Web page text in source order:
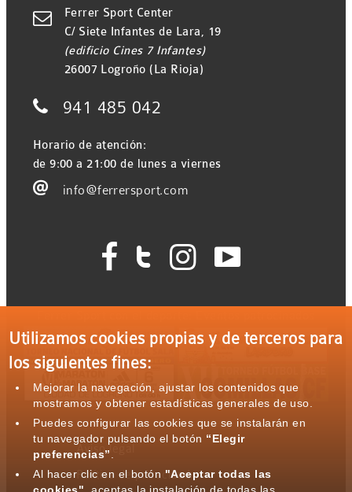

Ferrer Sport Center
C/ Siete Infantes de Lara, 19
(edificio Cines 7 Infantes)
26007 Logroño (La Rioja)
 941 485 042
Horario de atención:
de 9:00 a 21:00 de lunes a viernes
 info@ferrersport.com
   
Aviso legal
Política de privacidad
Utilizamos cookies propias y de terceros para
los siguientes fines:
Mejorar la navegación, ajustar los contenidos que
mostramos y obtener estadísticas generales de uso.
Puedes configurar las cookies que se instalarán en
tu navegador pulsando el botón “Elegir
preferencias”
Al hacer clic en el botón "Aceptar todas las